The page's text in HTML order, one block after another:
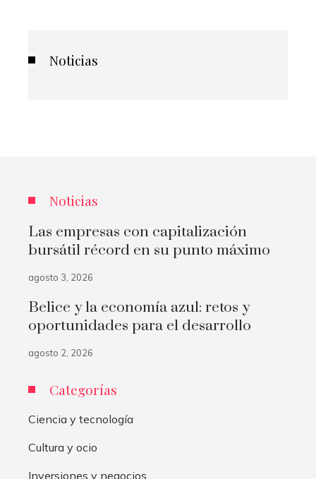
Noticias
Noticias
Las empresas con capitalización
bursátil récord en su punto máximo
agosto 3, 2026
Belice y la economía azul: retos y
oportunidades para el desarrollo
agosto 2, 2026
Categorías
Ciencia y tecnología
Cultura y ocio
Inversiones y negocios